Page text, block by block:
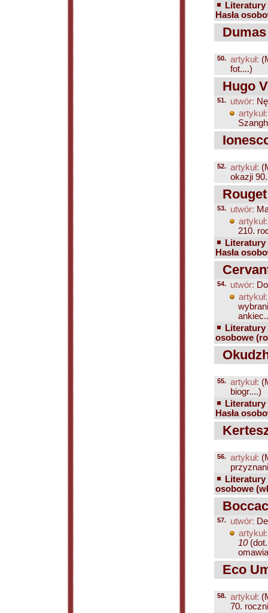
Literatury
Hasła
50. artykuł:
fot....)
Hugo
51. utwór:
artykuł:
52. artykuł:
okazji
53. utwór:
artykuł:
210.
Literatury
Hasła
54. utwór:
artykuł:
Literatury
osobowe
55. artykuł:
biogr....)
Literatury
Hasła
56. artykuł:
Literatury
osobowe
57. utwór:
artykuł:
10(dot.
Eco
58. artykuł:
70.